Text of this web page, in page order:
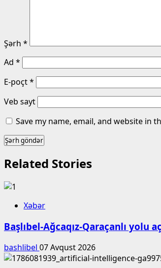
Şərh *
Ad *
E-poçt*
Veb sayt
Save my name, email, and website in
Related Stories
Xəbər
Başlıbel-Ağcaqız-Qaraçanlı yolu
bashlibel 07 Avqust 2026